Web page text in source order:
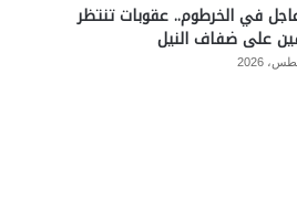
في الخرطوم.. عقوبات تنتظر
على ضفاف النيل